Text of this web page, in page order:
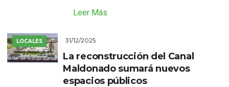
Leer Más
LOCALES 31/12/2025
La reconstrucción del Canal
Maldonado sumará nuevos
espacios públicos